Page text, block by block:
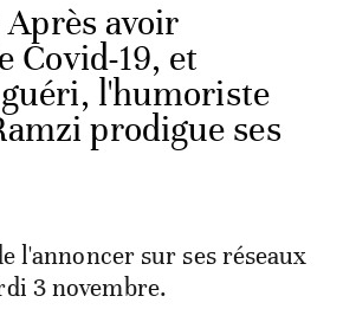
Après avoir
Covid-19, et
l'humoriste
prodigue ses
l'annoncer sur ses réseaux
3 novembre.